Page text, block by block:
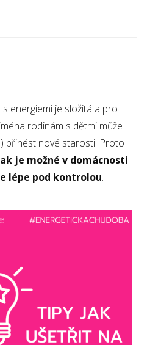
energiemi je složitá a pro
rodinám s dětmi může
přinést nové starosti. Proto
je možné v domácnosti
lépe pod kontrolou.